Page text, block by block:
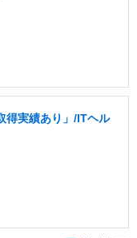
得実績あり」/ITヘル